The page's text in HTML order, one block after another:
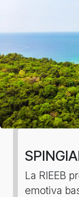
La RIEEB
emotiva